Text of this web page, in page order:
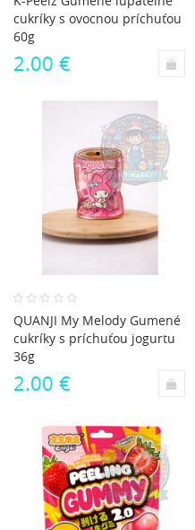
cukríky s ovocnou príchuťou
60g
2.00 €
QUANJI My Melody Gumené
cukríky s príchuťou jogurtu
36g
2.00 €